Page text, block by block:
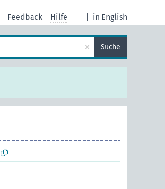
in English
Feedback Hilfe
× Suche